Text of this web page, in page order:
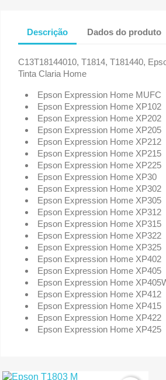
Descrição Dados do produto
C13T18144010, T1814, T181440,
Tinta Claria Home
Epson Expression Home MUFC
Epson Expression Home XP102
Epson Expression Home XP202
Epson Expression Home XP205
Epson Expression Home XP212
Epson Expression Home XP215
Epson Expression Home XP225
Epson Expression Home XP30
Epson Expression Home XP302
Epson Expression Home XP305
Epson Expression Home XP312
Epson Expression Home XP315
Epson Expression Home XP322
Epson Expression Home XP325
Epson Expression Home XP402
Epson Expression Home XP405
Epson Expression Home
Epson Expression Home XP412
Epson Expression Home XP415
Epson Expression Home XP422
Epson Expression Home XP425